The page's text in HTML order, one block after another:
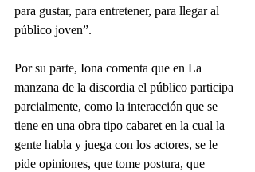
para gustar, para entretener, para llegar al
público joven”.
Por su parte, Iona comenta que en La
manzana de la discordia el público participa
parcialmente, como la interacción que se
tiene en una obra tipo cabaret en la cual la
gente habla y juega con los actores, se le
pide opiniones, que tome postura, que